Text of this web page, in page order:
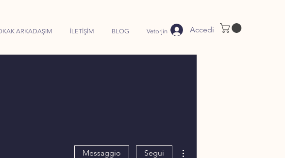
ARKADAŞIM İLETİŞİM BLOG Vetorjin Accedi
Messaggio Segui